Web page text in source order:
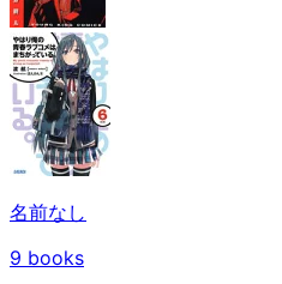
名前なし
9 books